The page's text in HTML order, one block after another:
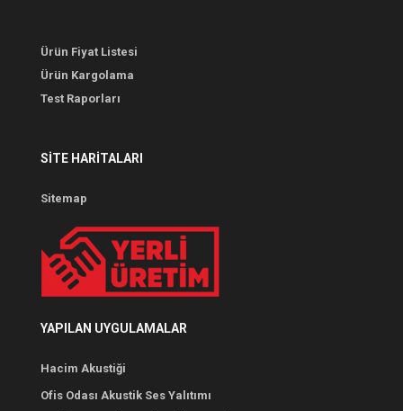
Ürün Fiyat Listesi
Ürün Kargolama
Test Raporları
SITE HARITALARI
Sitemap
YAPILAN UYGULAMALAR
Hacim Akustiği
Ofis Odası Akustik Ses Yalıtımı